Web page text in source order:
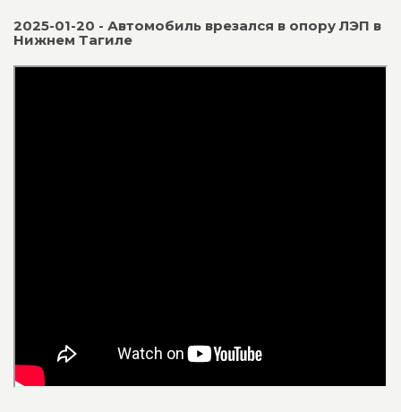
2025-01-20 - Автомобиль врезался в опору ЛЭП в
Нижнем Тагиле